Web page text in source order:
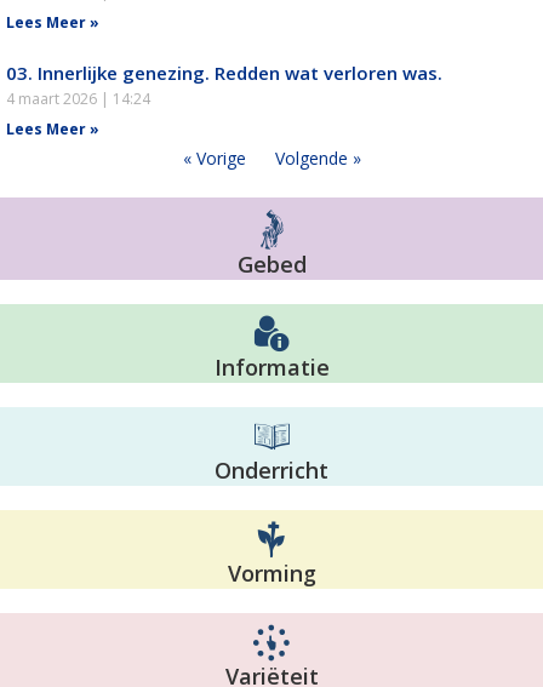
Lees Meer »
03. Innerlijke genezing. Redden wat verloren was.
4 maart 2026
14:24
Lees Meer »
« Vorige Volgende »
Gebed
Informatie
Onderricht
Vorming
Variëteit